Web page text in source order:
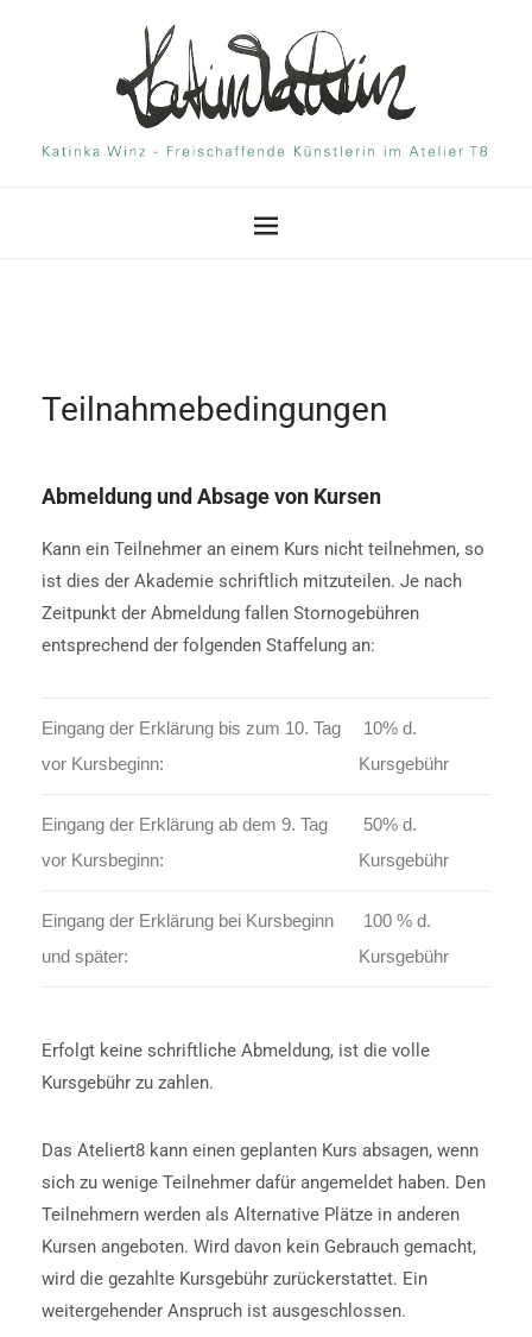
Teilnahmebedingungen
Abmeldung und Absage von Kursen
Kann ein Teilnehmer an einem Kurs nicht teilnehmen, so
ist dies der Akademie schriftlich mitzuteilen. Je nach
Zeitpunkt der Abmeldung fallen Stornogebühren
entsprechend der folgenden Staffelung an:
Eingang der Erklärung bis zum 10. Tag
vor Kursbeginn:
10% d.
Kursgebühr
Eingang der Erklärung ab dem 9. Tag
vor Kursbeginn:
50% d.
Kursgebühr
Eingang der Erklärung bei Kursbeginn
und später:
100 % d.
Kursgebühr
Erfolgt keine schriftliche Abmeldung, ist die volle
Kursgebühr zu zahlen.
Das Ateliert8 kann einen geplanten Kurs absagen, wenn
sich zu wenige Teilnehmer dafür angemeldet haben. Den
Teilnehmern werden als Alternative Plätze in anderen
Kursen angeboten. Wird davon kein Gebrauch gemacht,
wird die gezahlte Kursgebühr zurückerstattet. Ein
weitergehender Anspruch ist ausgeschlossen.